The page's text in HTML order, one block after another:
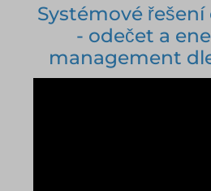
Systémové
- odečet a
management